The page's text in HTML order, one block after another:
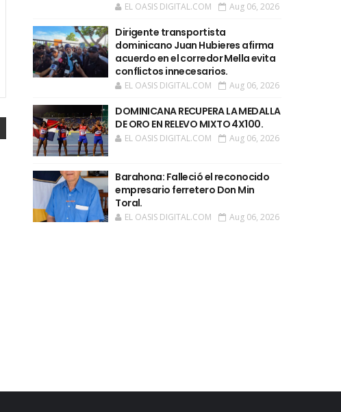
EL OASIS DIGITAL.COM Aug 06, 2026
Dirigente transportista
dominicano Juan Hubieres afirma
acuerdo en el corredor Mella evita
conflictos innecesarios.
EL OASIS DIGITAL.COM Aug 06, 2026
DOMINICANA RECUPERA LA MEDALLA
DE ORO EN RELEVO MIXTO 4X100.
EL OASIS DIGITAL.COM Aug 06, 2026
Barahona: Falleció el reconocido
empresario ferretero Don Min
Toral.
EL OASIS DIGITAL.COM Aug 06, 2026